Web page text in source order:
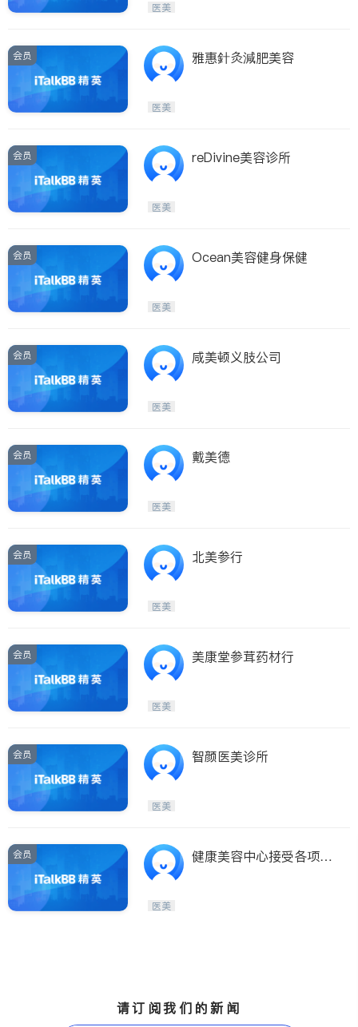
医美
会员 雅惠針灸減肥美容
医美
会员 reDivine美容诊所
医美
会员 Ocean美容健身保健
医美
会员 咸美顿义肢公司
医美
会员 戴美德
医美
会员 北美参行
医美
会员 美康堂参茸药材行
医美
会员 智颜医美诊所
医美
会员
健康美容中心接受各项保
医美
请订阅我们的新闻